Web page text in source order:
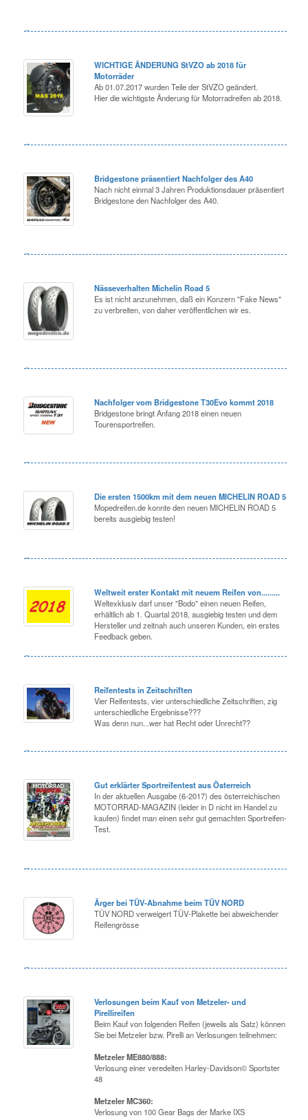
WICHTIGE ÄNDERUNG StVZO ab 2018 für
Motorräder
Ab 01.07.2017 wurden Teile der StVZO geändert.
Hier die wichtigste Änderung für Motorradreifen ab 2018.
Bridgestone präsentiert Nachfolger des A40
Nach nicht einmal 3 Jahren Produktionsdauer präsentiert
Bridgestone den Nachfolger des A40.
Nässeverhalten Michelin Road 5
Es ist nicht anzunehmen, daß ein Konzern "Fake News"
zu verbreiten, von daher veröffentlichen wir es.
Nachfolger vom Bridgestone T30Evo kommt 2018
Bridgestone bringt Anfang 2018 einen neuen
Tourensportreifen.
Die ersten 1500km mit dem neuen MICHELIN ROAD 5
Mopedreifen.de konnte den neuen MICHELIN ROAD 5
bereits ausgiebig testen!
Weltweit erster Kontakt mit neuem Reifen von.........
Weltexklusiv darf unser "Bodo" einen neuen Reifen,
erhältlich ab 1. Quartal 2018, ausgiebig testen und dem
Hersteller und zeitnah auch unseren Kunden, ein erstes
Feedback geben.
Reifentests in Zeitschriften
Vier Reifentests, vier unterschiedliche Zeitschriften, zig
unterschiedliche Ergebnisse???
Was denn nun...wer hat Recht oder Unrecht??
Gut erklärter Sportreifentest aus Österreich
In der aktuellen Ausgabe (6-2017) des österreichischen
MOTORRAD-MAGAZIN (leider in D nicht im Handel zu
kaufen) findet man einen sehr gut gemachten Sportreifen-
Test.
Ärger bei TÜV-Abnahme beim TÜV NORD
TÜV NORD verweigert TÜV-Plakette bei abweichender
Reifengrösse
Verlosungen beim Kauf von Metzeler- und
Pirellireifen
Beim Kauf von folgenden Reifen (jeweils als Satz) können
Sie bei Metzeler bzw. Pirelli an Verlosungen teilnehmen:
Metzeler ME880/888:
Verlosung einer veredelten Harley-Davidson© Sportster
48
Metzeler MC360:
Verlosung von 100 Gear Bags der Marke IXS